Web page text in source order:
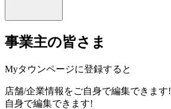
事業主の皆さま
Myタウンページに登録すると
店舗/企業情報をご自身で編集できます!
自身で編集できます!